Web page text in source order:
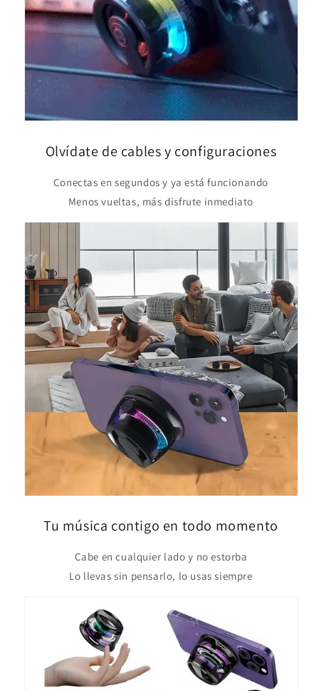
Olvídate de cables y configuraciones
Conectas en segundos y ya está funcionando
Menos vueltas, más disfrute inmediato
Tu música contigo en todo momento
Cabe en cualquier lado y no estorba
Lo llevas sin pensarlo, lo usas siempre